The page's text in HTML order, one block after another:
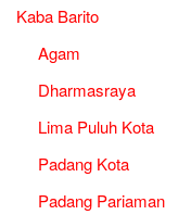
Kaba Barito
Agam
Dharmasraya
Lima Puluh Kota
Padang Kota
Padang Pariaman